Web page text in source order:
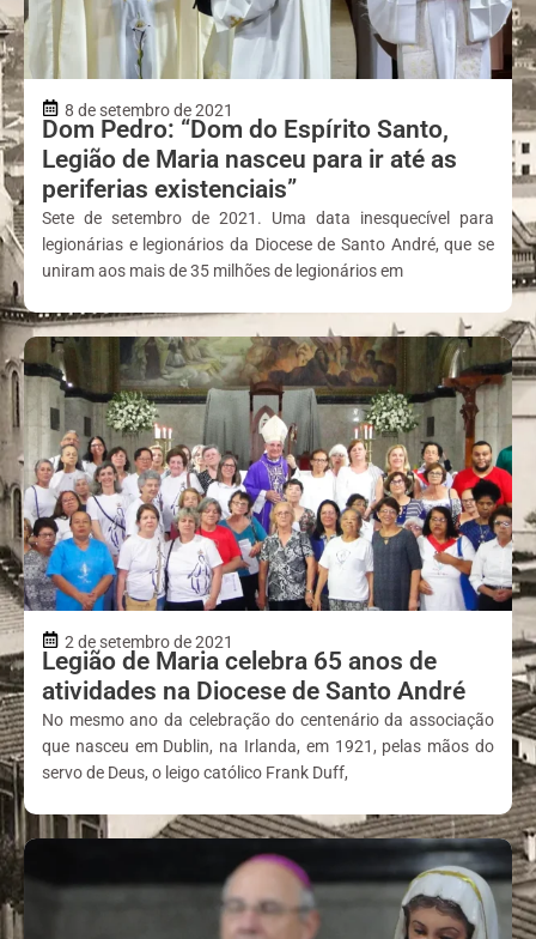
8 de setembro de 2021
Dom Pedro: “Dom do Espírito Santo,
Legião de Maria nasceu para ir até as
periferias existenciais”
Sete de setembro de 2021. Uma data inesquecível para
legionárias e legionários da Diocese de Santo André, que se
uniram aos mais de 35 milhões de legionários em
2 de setembro de 2021
Legião de Maria celebra 65 anos de
atividades na Diocese de Santo André
No mesmo ano da celebração do centenário da associação
que nasceu em Dublin, na Irlanda, em 1921, pelas mãos do
servo de Deus, o leigo católico Frank Duff,